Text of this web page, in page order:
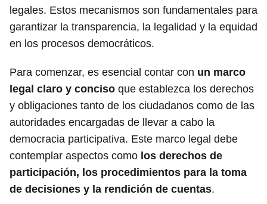
legales. Estos mecanismos son fundamentales para
garantizar la transparencia, la legalidad y la equidad
en los procesos democráticos.
Para comenzar, es esencial contar con un marco
legal claro y conciso que establezca los derechos
y obligaciones tanto de los ciudadanos como de las
autoridades encargadas de llevar a cabo la
democracia participativa. Este marco legal debe
contemplar aspectos como los derechos de
participación, los procedimientos para la toma
de decisiones y la rendición de cuentas.